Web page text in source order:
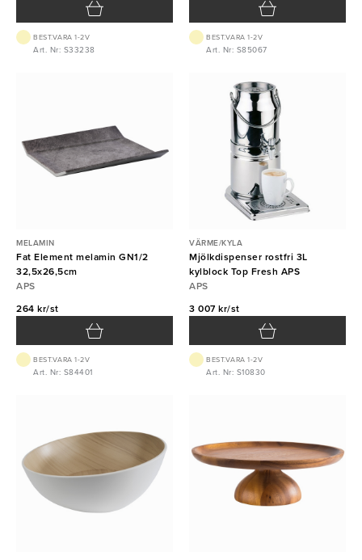
BEST.VARA 1-2V
Art. Nr: S33238
BEST.VARA 1-2V
Art. Nr: S85067
MELAMIN
Fat Element melamin GN1/2
32,5x26,5cm
APS
264 kr/st
BEST.VARA 1-2V
Art. Nr: S84401
VÄRME/KYLA
Mjölkdispenser rostfri 3L
kylblock Top Fresh APS
APS
3 007 kr/st
BEST.VARA 1-2V
Art. Nr: S10830